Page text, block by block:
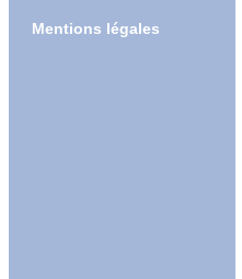
Mentions légales